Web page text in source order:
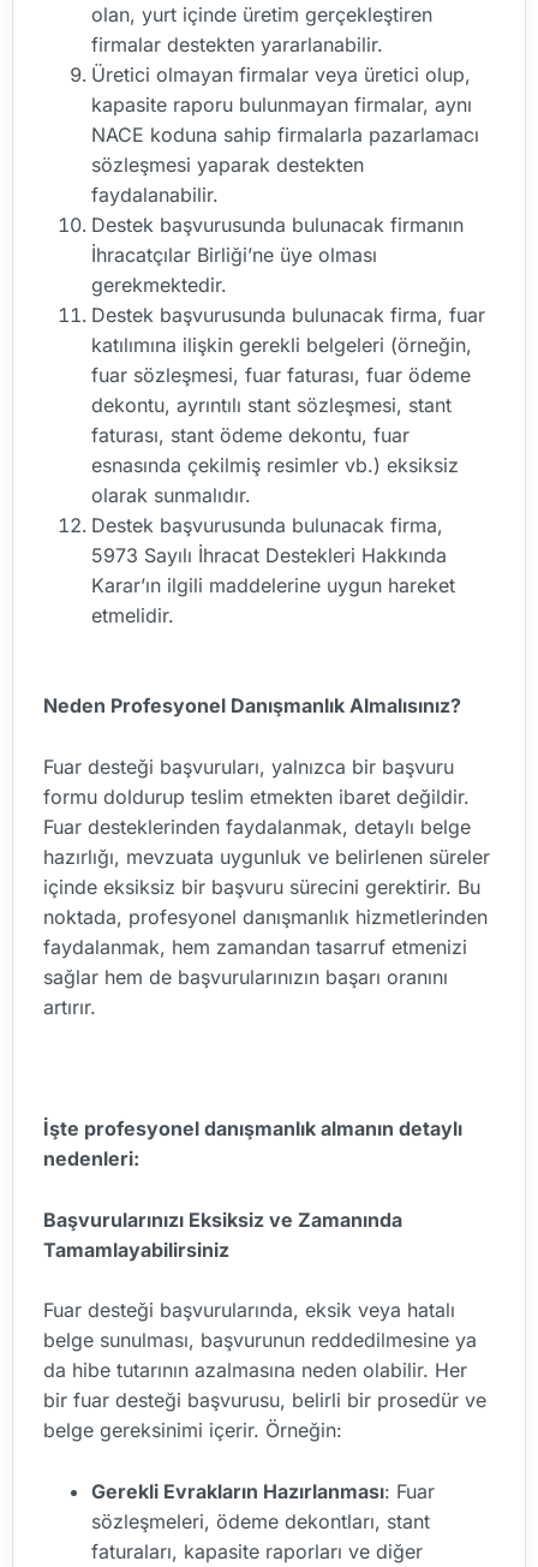
olan, yurt içinde üretim gerçekleştiren
firmalar destekten yararlanabilir.
Üretici olmayan firmalar veya üretici olup,
kapasite raporu bulunmayan firmalar, aynı
NACE koduna sahip firmalarla pazarlamacı
sözleşmesi yaparak destekten
faydalanabilir.
Destek başvurusunda bulunacak firmanın
İhracatçılar Birliği’ne üye olması
gerekmektedir.
Destek başvurusunda bulunacak firma, fuar
katılımına ilişkin gerekli belgeleri (örneğin,
fuar sözleşmesi, fuar faturası, fuar ödeme
dekontu, ayrıntılı stant sözleşmesi, stant
faturası, stant ödeme dekontu, fuar
esnasında çekilmiş resimler vb.) eksiksiz
olarak sunmalıdır.
Destek başvurusunda bulunacak firma,
5973 Sayılı İhracat Destekleri Hakkında
Karar’ın ilgili maddelerine uygun hareket
etmelidir.
Neden Profesyonel Danışmanlık Almalısınız?
Fuar desteği başvuruları, yalnızca bir başvuru
formu doldurup teslim etmekten ibaret değildir.
Fuar desteklerinden faydalanmak, detaylı belge
hazırlığı, mevzuata uygunluk ve belirlenen süreler
içinde eksiksiz bir başvuru sürecini gerektirir. Bu
noktada, profesyonel danışmanlık hizmetlerinden
faydalanmak, hem zamandan tasarruf etmenizi
sağlar hem de başvurularınızın başarı oranını
artırır.
İşte profesyonel danışmanlık almanın detaylı
nedenleri:
Başvurularınızı Eksiksiz ve Zamanında
Tamamlayabilirsiniz
Fuar desteği başvurularında, eksik veya hatalı
belge sunulması, başvurunun reddedilmesine ya
da hibe tutarının azalmasına neden olabilir. Her
bir fuar desteği başvurusu, belirli bir prosedür ve
belge gereksinimi içerir. Örneğin:
Gerekli Evrakların Hazırlanması: Fuar
sözleşmeleri, ödeme dekontları, stant
faturaları, kapasite raporları ve diğer